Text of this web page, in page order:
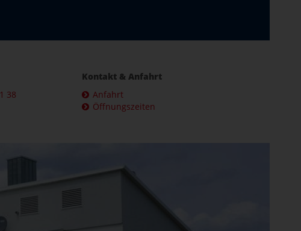
38
Kontakt & Anfahrt
Anfahrt
Öffnungszeiten